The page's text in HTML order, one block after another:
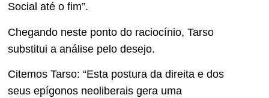
Social até o fim”.
Chegando neste ponto do raciocínio, Tarso
substitui a análise pelo desejo.
Citemos Tarso: “Esta postura da direita e dos
seus epígonos neoliberais gera uma